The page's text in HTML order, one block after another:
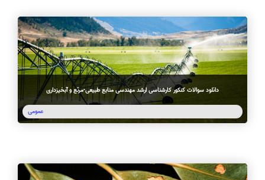
دانلود سوالات کنکور کارشناسی ارشد مهندسی منابع طبیعی-مرتع و آبخیزداری
عمومی